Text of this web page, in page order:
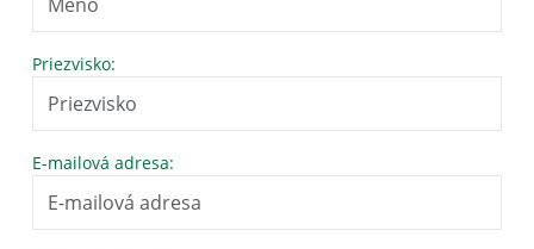
Priezvisko:
E-mailová adresa: